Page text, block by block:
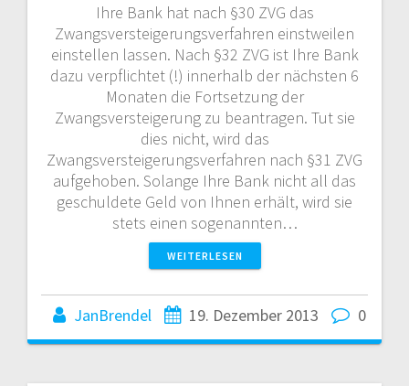
Ihre Bank hat nach §30 ZVG das
Zwangsversteigerungsverfahren einstweilen
einstellen lassen. Nach §32 ZVG ist Ihre Bank
dazu verpflichtet (!) innerhalb der nächsten 6
Monaten die Fortsetzung der
Zwangsversteigerung zu beantragen. Tut sie
dies nicht, wird das
Zwangsversteigerungsverfahren nach §31 ZVG
aufgehoben. Solange Ihre Bank nicht all das
geschuldete Geld von Ihnen erhält, wird sie
stets einen sogenannten…
WEITERLESEN
JanBrendel 19. Dezember 2013 0